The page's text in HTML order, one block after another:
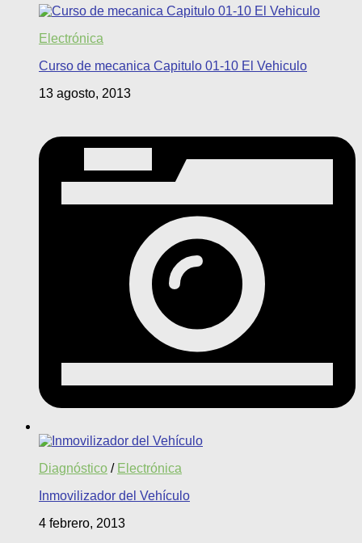
Electrónica
Curso de mecanica Capitulo 01-10 El Vehiculo
13 agosto, 2013
Diagnóstico / Electrónica
Inmovilizador del Vehículo
4 febrero, 2013